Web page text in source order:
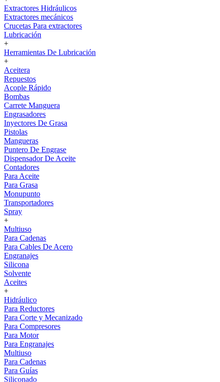
Extractores Hidráulicos
Extractores mecánicos
Crucetas Para extractores
Lubricación
+
Herramientas De Lubricación
+
Aceitera
Repuestos
Acople Rápido
Bombas
Carrete Manguera
Engrasadores
Inyectores De Grasa
Pistolas
Mangueras
Puntero De Engrase
Dispensador De Aceite
Contadores
Para Aceite
Para Grasa
Monupunto
Transportadores
Spray
+
Multiuso
Para Cadenas
Para Cables De Acero
Engranajes
Silicona
Solvente
Aceites
+
Hidráulico
Para Reductores
Para Corte y Mecanizado
Para Compresores
Para Motor
Para Engranajes
Multiuso
Para Cadenas
Para Guías
Siliconado